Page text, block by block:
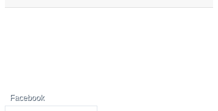
Facebook